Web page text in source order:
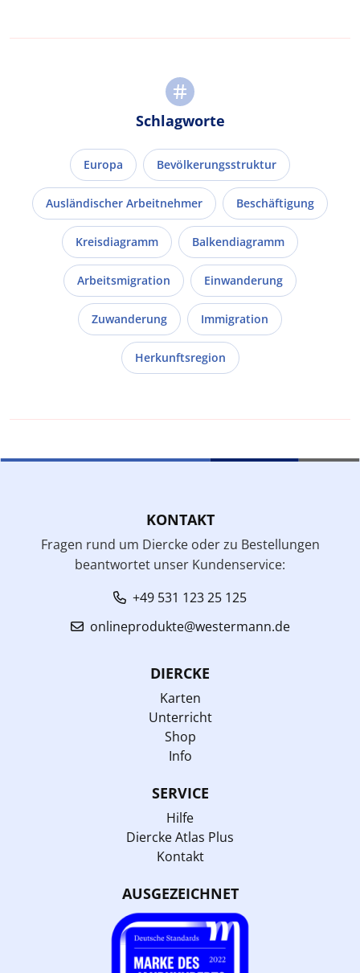
Schlagworte
Europa Bevölkerungsstruktur
Ausländischer Arbeitnehmer Beschäftigung
Kreisdiagramm Balkendiagramm
Arbeitsmigration Einwanderung
Zuwanderung Immigration
Herkunftsregion
KONTAKT
Fragen rund um Diercke oder zu Bestellungen
beantwortet unser Kundenservice:
+49 531 123 25 125
onlineprodukte@westermann.de
DIERCKE
Karten
Unterricht
Shop
Info
SERVICE
Hilfe
Diercke Atlas Plus
Kontakt
AUSGEZEICHNET